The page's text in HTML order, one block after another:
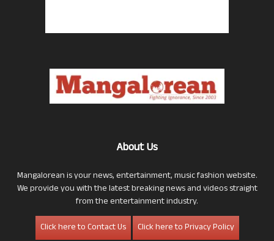
About Us
Mangalorean is your news, entertainment, music fashion website.
We provide you with the latest breaking news and videos straight
from the entertainment industry.
Click here to Contact Us
Click here to Privacy Policy